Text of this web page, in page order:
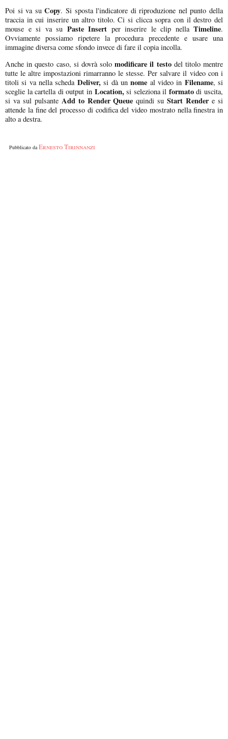
Poi si va suCopy. Si sposta l'indicatore di riproduzione nel punto della
traccia in cui inserire un altro titolo. Ci si clicca sopra con il destro del
mouse e si va su Paste Insert per inserire le clip nella Timeline.
Ovviamente possiamo ripetere la procedura precedente e usare una
immagine diversa come sfondo invece di fare il copia incolla.
Anche in questo caso, si dovrà solomodificare il testodel titolo mentre
tutte le altre impostazioni rimarranno le stesse. Per salvare il video con i
titoli si va nella scheda Deliver,si dà unnome al video in Filename, si
sceglie la cartella di output in Location,si seleziona il formatodi uscita,
si va sul pulsante Add to Render Queue quindi suStart Rendere si
attende la fine del processo di codifica del video mostrato nella finestra in
alto a destra.
Pubblicato daErnesto Tirinnanzi